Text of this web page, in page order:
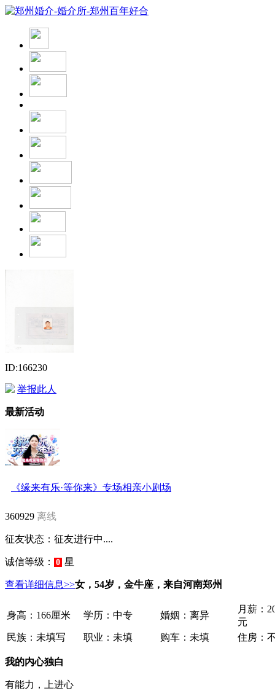
ID:166230
举报此人
最新活动
《缘来有乐·等你来》专场相亲小剧场
360929 离线
征友状态： 征友进行中....
诚信等级： 0 星
查看详细信息>>女，54岁，金牛座，来自河南郑州
身高： 166厘米 学历： 中专 婚姻： 离异
月薪：
元
民族： 未填写 职业： 未填 购车： 未填 住房：
我的内心独白
有能力，上进心